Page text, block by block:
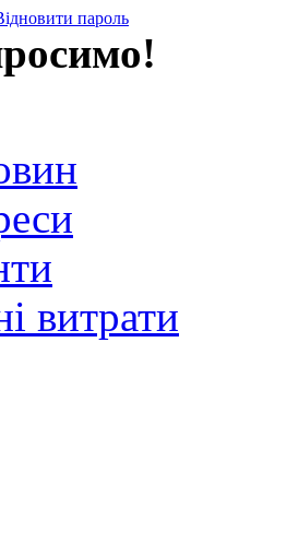
пароль
витрати